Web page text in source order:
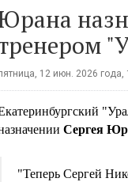
12 июн. 2026 года,
Сергея
"Теперь Сергей